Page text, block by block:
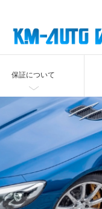
保証について